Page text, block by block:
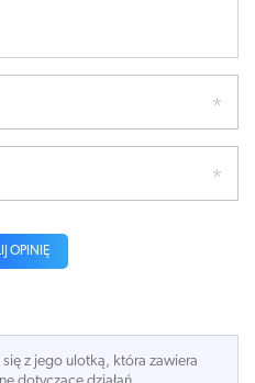
OPINIĘ
z jego ulotką, która zawiera